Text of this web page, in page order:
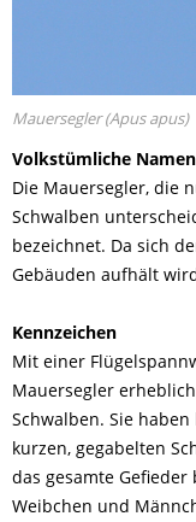
Mauersegler (Apus apus)
Volkstümliche Namen
Die Mauersegler, die
Schwalben
bezeichnet. Da sich
Gebäuden aufhält
Kennzeichen
Mit einer
Mauersegler
Schwalben. Sie
kurzen, gegabelten
das gesamte
Weibchen und